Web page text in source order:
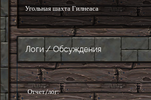
Угольная шахта Гилнеаса
Логи / Обсуждения
Отчет/лог: